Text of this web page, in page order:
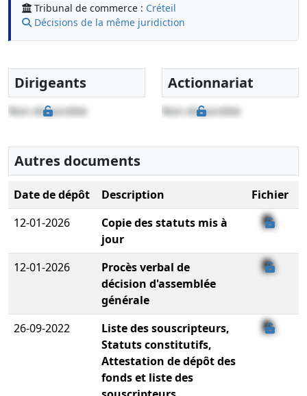
Tribunal de commerce : Créteil
Décisions de la même juridiction
Dirigeants
Non disponible
Actionnariat
Non disponible
Autres documents
Date de dépôt Description
Fichier
12-01-2026
Copie des statuts mis à
jour
12-01-2026
Procès verbal de
décision d'assemblée
générale
26-09-2022
Liste des souscripteurs,
Statuts constitutifs,
Attestation de dépôt des
fonds et liste des